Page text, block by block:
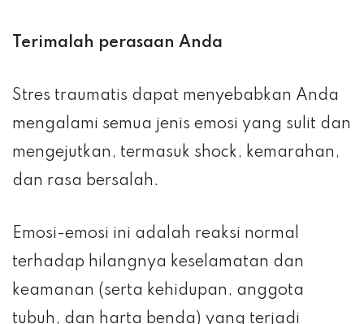
Terimalah perasaan Anda
Stres traumatis dapat menyebabkan Anda
mengalami semua jenis emosi yang sulit dan
mengejutkan, termasuk shock, kemarahan,
dan rasa bersalah.
Emosi-emosi ini adalah reaksi normal
terhadap hilangnya keselamatan dan
keamanan (serta kehidupan, anggota
tubuh, dan harta benda) yang terjadi